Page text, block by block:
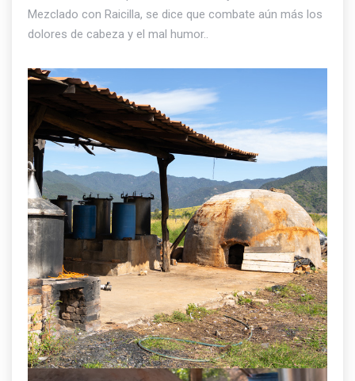
Mezclado con Raicilla, se dice que combate aún más los
dolores de cabeza y el mal humor..